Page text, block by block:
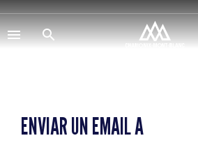
Pasar
al
contenido
principal
ENVIAR UN EMAIL A